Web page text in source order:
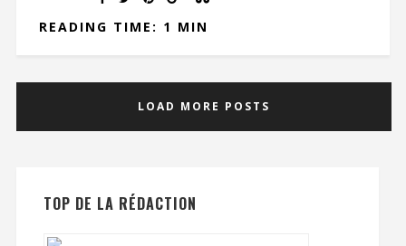
READING TIME: 1 MIN
LOAD MORE POSTS
TOP DE LA RÉDACTION